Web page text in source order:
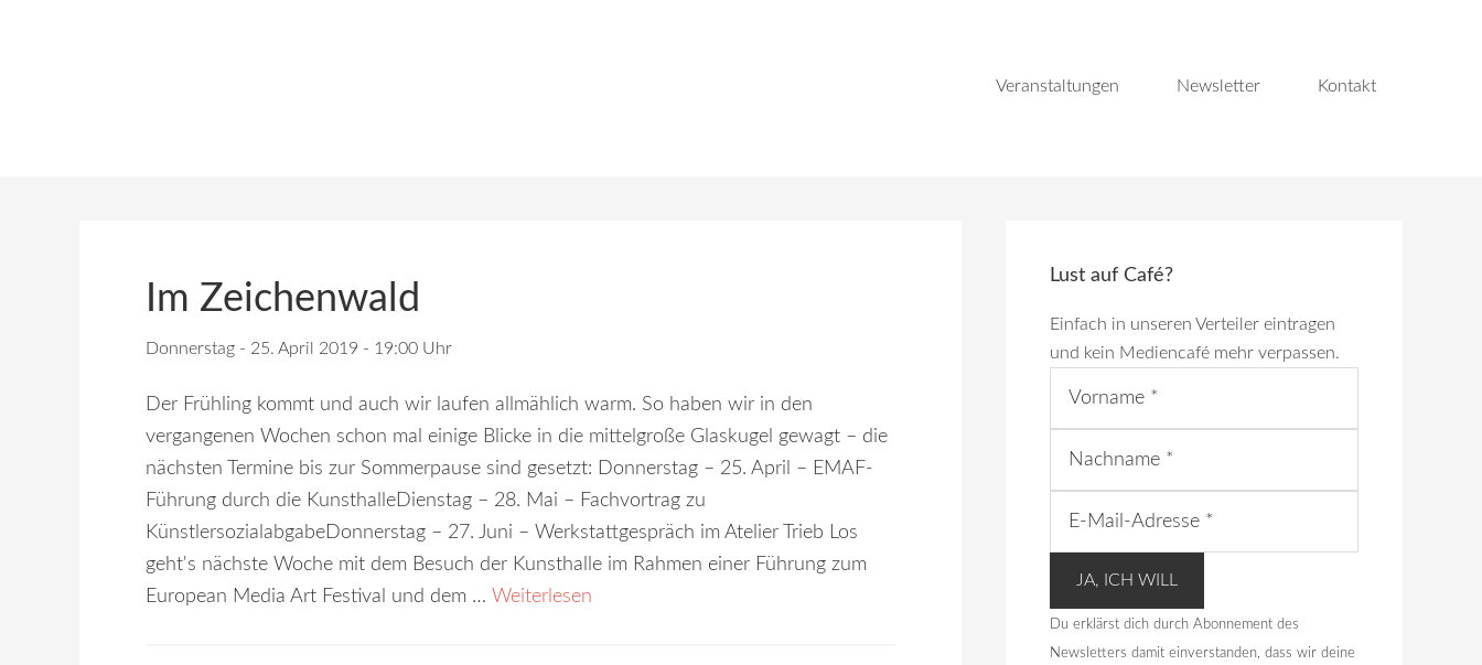
Veranstaltungen Newsletter Kontakt
Im Zeichenwald
Donnerstag - 25. April 2019 - 19:00 Uhr
Der Frühling kommt und auch wir laufen allmählich warm. So haben wir in den
vergangenen Wochen schon mal einige Blicke in die mittelgroße Glaskugel gewagt – die
nächsten Termine bis zur Sommerpause sind gesetzt: Donnerstag – 25. April – EMAF-
Führung durch die KunsthalleDienstag – 28. Mai – Fachvortrag zu
KünstlersozialabgabeDonnerstag – 27. Juni – Werkstattgespräch im Atelier Trieb Los
geht's nächste Woche mit dem Besuch der Kunsthalle im Rahmen einer Führung zum
European Media Art Festival und dem … Weiterlesen
Lust auf Café?
Einfach in unseren Verteiler eintragen
und kein Mediencafé mehr verpassen.
Du erklärst dich durch Abonnement des
Newsletters damit einverstanden, dass wir deine